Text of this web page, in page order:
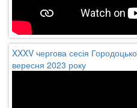
XXXV чергова сесія
вересня 2023 року